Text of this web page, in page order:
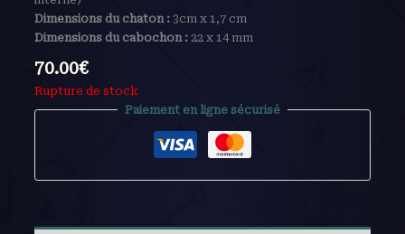
Dimensions du chaton :3cm x 1,7 cm
Dimensions du cabochon :22 x 14 mm
70.00€
Rupture de stock
Paiement en ligne sécurisé